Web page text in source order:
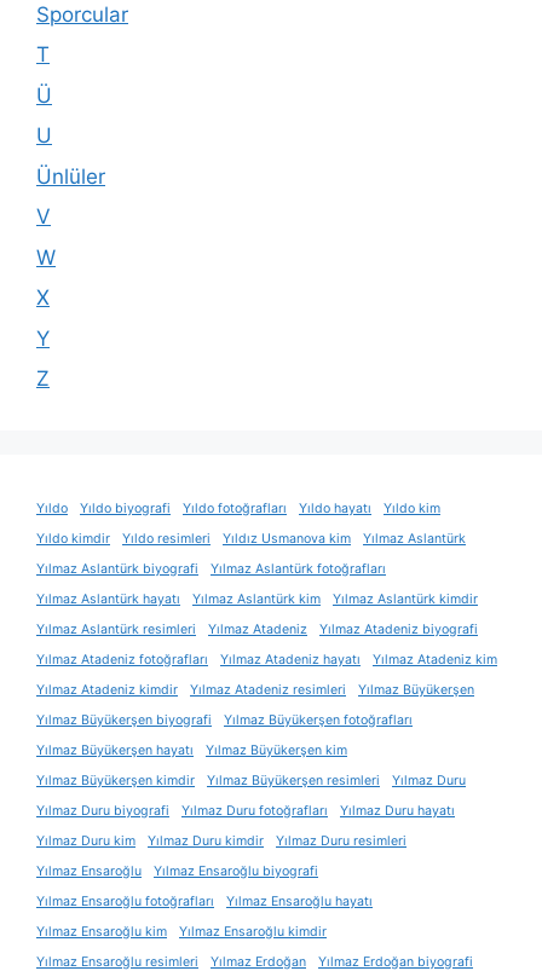
Sporcular
T
Ü
U
Ünlüler
V
W
X
Y
Z
Yıldo Yıldo biyografi Yıldo fotoğrafları Yıldo hayatı
Yıldo kim
Yıldo kimdir
Yıldo resimleri Yıldız Usmanova kim
Yılmaz Aslantürk
Yılmaz Aslantürk biyografi
Yılmaz Aslantürk fotoğrafları
Yılmaz Aslantürk hayatı
Yılmaz Aslantürk kim
Yılmaz Aslantürk kimdir
Yılmaz Aslantürk resimleri
Yılmaz Atadeniz
Yılmaz Atadeniz biyografi
Yılmaz Atadeniz fotoğrafları
Yılmaz Atadeniz hayatı
Yılmaz Atadeniz kim
Yılmaz Atadeniz kimdir
Yılmaz Atadeniz resimleri
Yılmaz Büyükerşen
Yılmaz Büyükerşen biyografi
Yılmaz Büyükerşen fotoğrafları
Yılmaz Büyükerşen hayatı
Yılmaz Büyükerşen kim
Yılmaz Büyükerşen kimdir
Yılmaz Büyükerşen resimleri
Yılmaz Duru
Yılmaz Duru biyografi
Yılmaz Duru fotoğrafları
Yılmaz Duru hayatı
Yılmaz Duru kim
Yılmaz Duru kimdir
Yılmaz Duru resimleri
Yılmaz Ensaroğlu
Yılmaz Ensaroğlu biyografi
Yılmaz Ensaroğlu fotoğrafları
Yılmaz Ensaroğlu hayatı
Yılmaz Ensaroğlu kim
Yılmaz Ensaroğlu kimdir
Yılmaz Ensaroğlu resimleri
Yılmaz Erdoğan Yılmaz Erdoğan biyografi